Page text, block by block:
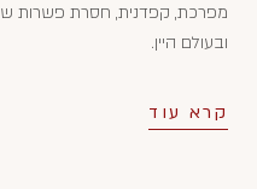
מפרכת, קפדנית, חסרת פשרות
ובעולם היין.
קרא עוד